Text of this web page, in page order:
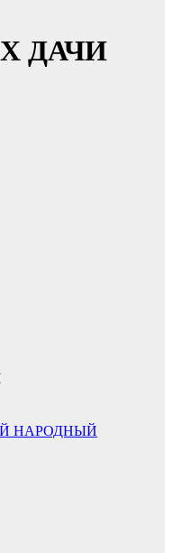
ДАЧИ
НАРОДНЫЙ